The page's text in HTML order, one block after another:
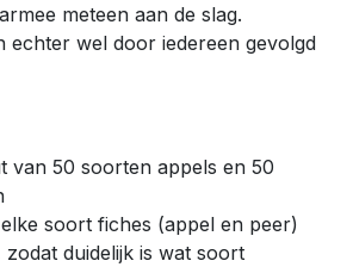
meteen aan de slag.
echter wel door iedereen gevolgd
van 50 soorten appels en 50
soort fiches (appel en peer)
zodat duidelijk is wat soort